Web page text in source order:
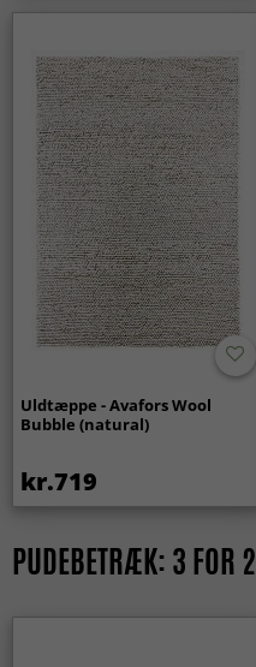
Uldtæppe - Avafors Wool
Bubble (natural)
kr.719
PUDEBETRÆK: 3